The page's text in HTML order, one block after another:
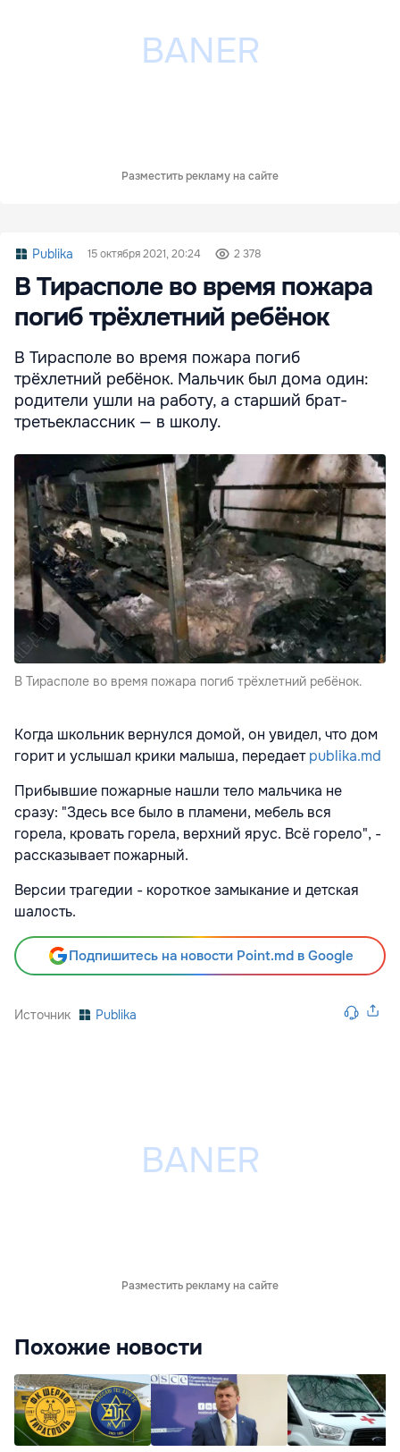
Разместить рекламу на сайте
Publika 15 октября 2021, 20:24 2 378
В Тирасполе во время пожара
погиб трёхлетний ребёнок
В Тирасполе во время пожара погиб
трёхлетний ребёнок. Мальчик был дома один:
родители ушли на работу, а старший брат-
третьеклассник — в школу.
В Тирасполе во время пожара погиб трёхлетний ребёнок.
Когда школьник вернулся домой, он увидел, что дом
горит и услышал крики малыша, передаетpublika.md
Прибывшие пожарные нашли тело мальчика не
сразу: "Здесь все было в пламени, мебель вся
горела, кровать горела, верхний ярус. Всё горело", -
рассказывает пожарный.
Версии трагедии - короткое замыкание и детская
шалость.
Подпишитесь на новости Point.md в Google
Источник Publika
Разместить рекламу на сайте
Похожие новости